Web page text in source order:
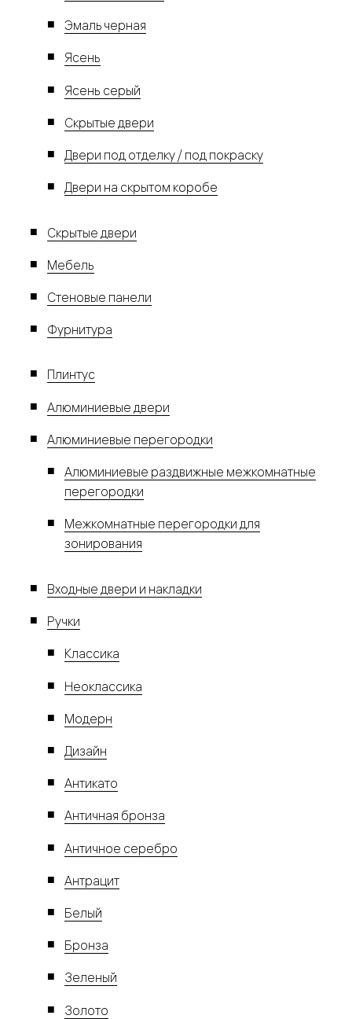
Эмаль черная
Ясень
Ясень серый
Скрытые двери
Двери под отделку / под покраску
Двери на скрытом коробе
Скрытые двери
Мебель
Стеновые панели
Фурнитура
Плинтус
Алюминиевые двери
Алюминиевые перегородки
Алюминиевые раздвижные межкомнатные
перегородки
Межкомнатные перегородки для
зонирования
Входные двери и накладки
Ручки
Классика
Неоклассика
Модерн
Дизайн
Антикато
Античная бронза
Античное серебро
Антрацит
Белый
Бронза
Зеленый
Золото